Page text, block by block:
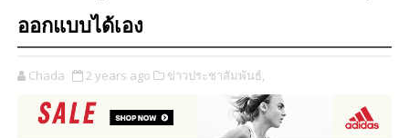
ออกแบบได้เอง
Chada 2 years ago ข่าวประชาสัมพันธ์,